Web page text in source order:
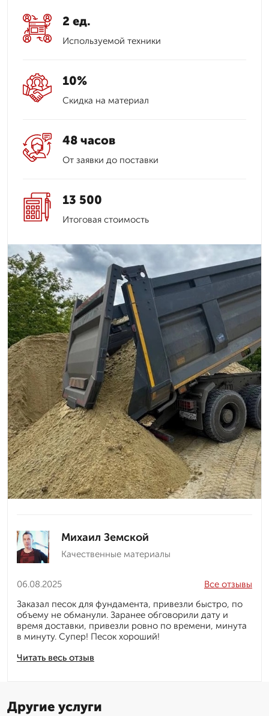
2 ед.
Используемой техники
10%
Скидка на материал
48 часов
От заявки до поставки
13 500
Итоговая стоимость
Михаил Земской
Качественные материалы
06.08.2025
Читать весь отзыв
Все отзывы
Заказал песок для фундамента, привезли быстро, по
объему не обманули. Заранее обговорили дату и
время доставки, привезли ровно по времени, минута
в минуту. Супер! Песок хороший!
Другие услуги